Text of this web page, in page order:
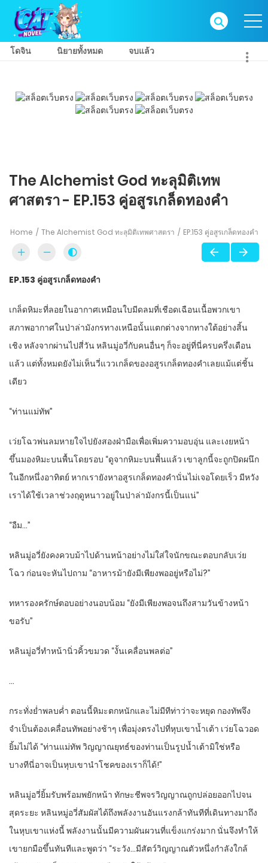
โดจิน นิยายทั้งหมด จบแล้ว
The Alchemist God ทะลุมิติเทพ
ศาสตรา - EP.153 คู่อสูรเกล็ดทองคำ
Home The Alchemist God ทะลุมิติเทพศาสตรา EP.153 คู่อสูรเกล็ดทองคำ
EP.153 คู่อสูรเกล็ดทองคำ
เกล็ดหิมะที่ลอยในอากาศเหมือนใบมีดลมที่เชือดเฉือนเนื้อพวกเขา
สภาพอากาศในป่าล่ามังกรทางเหนือนั้นแตกต่างจากทางใต้อย่างสิ้น
เชิง หลังจากผ่านไปสี่วัน หลินมู่อวี่กับคนอื่นๆ ก็จะอยู่ที่นี่ครบครึ่งเดือน
แล้ว แต่ทั้งหมดยังไม่เห็นวี่แววเกล็ดของอสูรเกล็ดทองคำเลยแม้แต่ชิ้น
เดียว
“ท่านแม่ทัพ”
เว่ยโฉวพ่นลมหายใจไปยังสองฝ่ามือเพื่อเพิ่มความอบอุ่น และเงยหน้า
ขึ้นมองหิมะบนพื้นโดยรอบ “ดูจากหิมะบนพื้นแล้ว เขาลูกนี้จะถูกปิดผนึก
ในอีกหนึ่งอาทิตย์ หากเรายังหาอสูรเกล็ดทองคำนั่นไม่เจอโดยเร็ว มีหวัง
เราได้ใช้เวลาช่วงฤดูหนาวอยู่ในป่าล่ามังกรนี้เป็นแน่”
“อืม…”
หลินมู่อวี่ยังคงควบม้าไปด้านหน้าอย่างไม่ใส่ใจนักขณะตอบกลับเว่ย
โฉว ก่อนจะหันไปถาม “อาหารม้ายังมีเพียงพออยู่หรือไม่?”
ทหารองครักษ์ตอบอย่างนอบน้อม “ยังมีเพียงพอจนถึงสามวันข้างหน้า
ขอรับ”
หลินมู่อวี่ทำหน้านิ่วคิ้วขมวด “งั้นเคลื่อนพลต่อ”
…
กระทั่งย่ำพลบค่ำ ตอนนี้หิมะตกหนักและไม่มีทีท่าว่าจะหยุด กองทัพจึง
จำเป็นต้องเคลื่อนทัพอย่างช้าๆ เพื่อมุ่งตรงไปที่หุบเขาน้ำเต้า เว่ยโฉวอด
ยิ้มไม่ได้ “ท่านแม่ทัพ วิญญาณยุทธ์ของท่านเป็นรูปน้ำเต้ามิใช่หรือ
บางทีนี่อาจเป็นหุบเขานำโชคของเราก็ได้!”
หลินมู่อวี่ยิ้มรับพร้อมพยักหน้า ทักษะชีพจรวิญญาณถูกปล่อยออกไปจน
สุดระยะ หลินหมู่อวี่สัมผัสได้ถึงพลังงานอันแรงกล้าทันทีที่เดินทางมาถึง
ในหุบเขาแห่งนี้ พลังงานนั้นมีความผันผวนที่แข็งแกร่งมาก นั่นจึงทำให้
เขายกมือขึ้นทันทีและพูดว่า “ระวัง…มีสัตว์วิญญาณตัวหนึ่งกำลังใกล้